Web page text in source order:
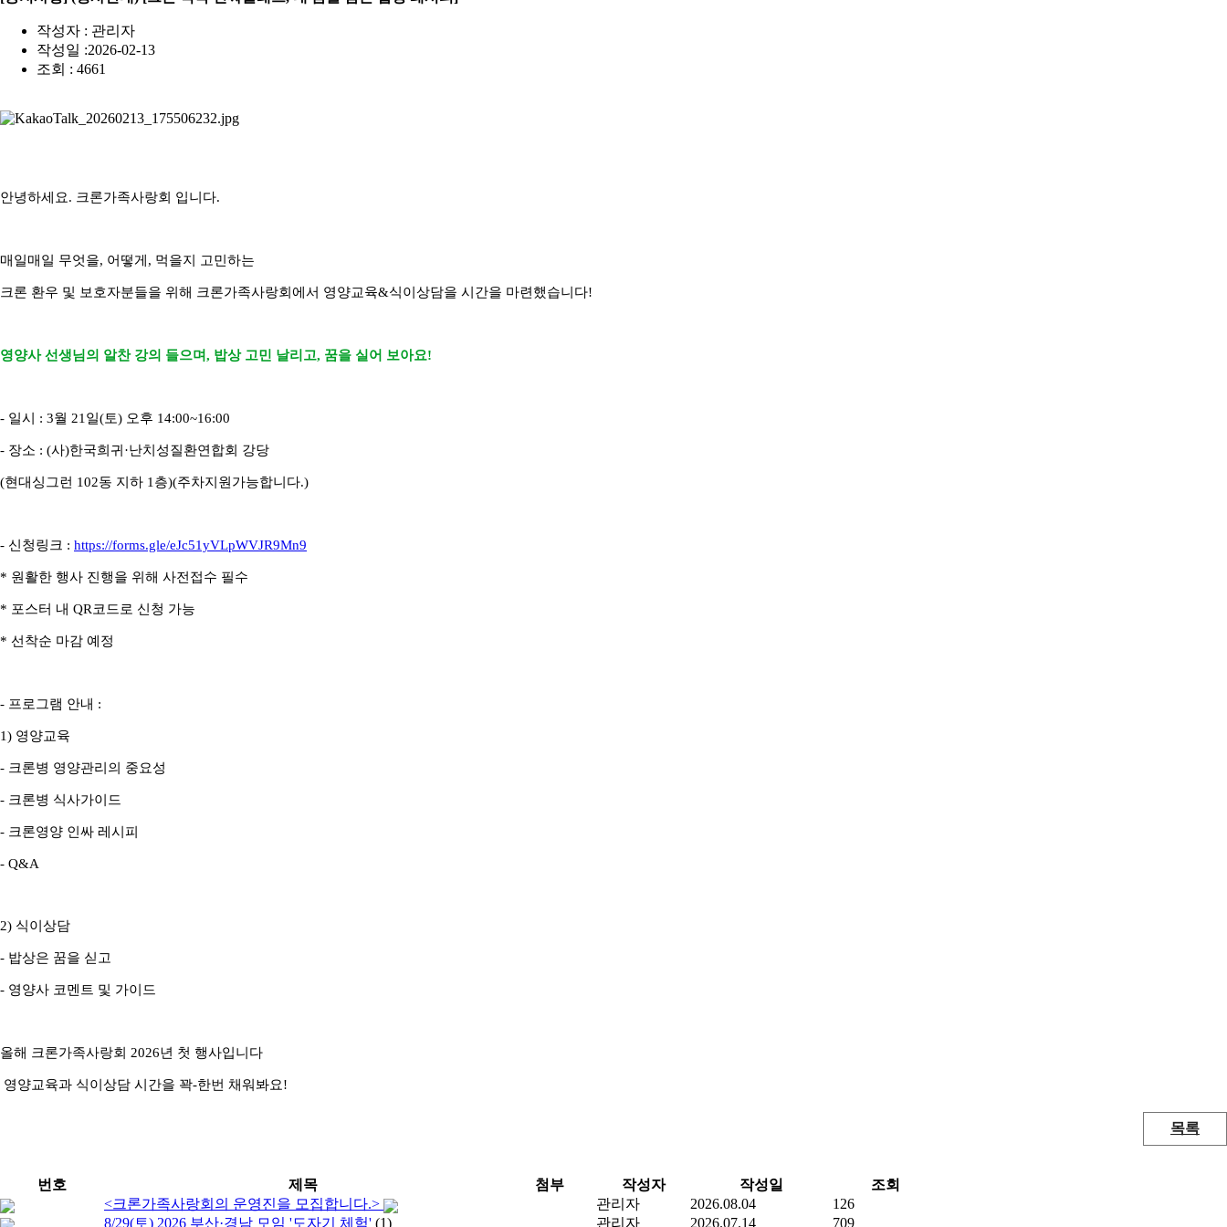
작성자 : 관리자
작성일 :2026-02-13
조회 : 4661
안녕하세요. 크론가족사랑회 입니다.
매일매일 무엇을, 어떻게, 먹을지 고민하는
크론 환우 및 보호자분들을 위해 크론가족사랑회에서 영양교육&식이상담을 시간을 마련했습니다!
영양사 선생님의 알찬 강의 들으며, 밥상 고민 날리고, 꿈을 실어 보아요!
- 일시 : 3월 21일(토) 오후 14:00~16:00
- 장소 : (사)한국희귀·난치성질환연합회 강당
(현대싱그런 102동 지하 1층)(주차지원가능합니다.)
- 신청링크 : https://forms.gle/eJc51yVLpWVJR9Mn9
* 원활한 행사 진행을 위해 사전접수 필수
* 포스터 내 QR코드로 신청 가능
* 선착순 마감 예정
- 프로그램 안내 :
1) 영양교육
- 크론병 영양관리의 중요성
- 크론병 식사가이드
- 크론영양 인싸 레시피
- Q&A
2) 식이상담
- 밥상은 꿈을 싣고
- 영양사 코멘트 및 가이드
올해 크론가족사랑회 2026년 첫 행사입니다
영양교육과 식이상담 시간을 꽉-한번 채워봐요!
목록
번호 제목 첨부 작성자 작성일
조회
<크론가족사랑회의 운영진을 모집합니다.>
관리자 2026.08.04
126
8/29(토) 2026 부산·경남 모임 '도자기 체험' (1) 관리자 2026.07.14 709